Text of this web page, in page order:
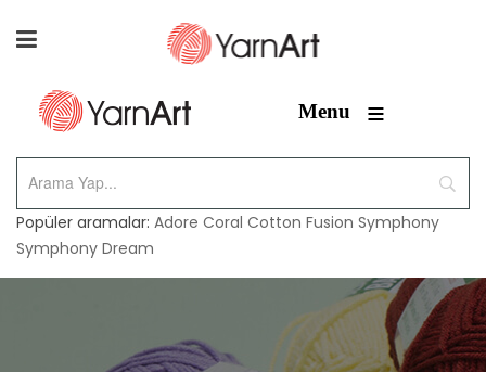
Menu ≡
Popüler aramalar: Adore Coral Cotton Fusion Symphony
Symphony Dream